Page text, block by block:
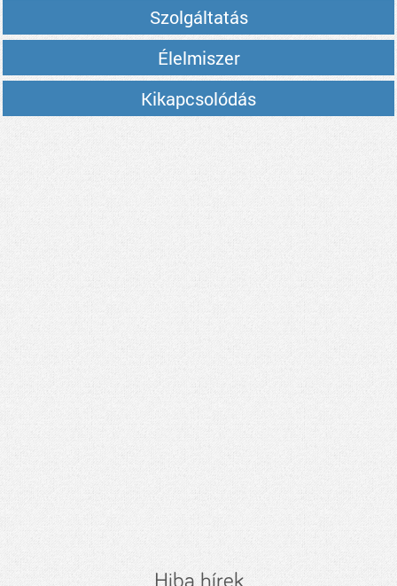
Szolgáltatás
Élelmiszer
Kikapcsolódás
Hiba hírek